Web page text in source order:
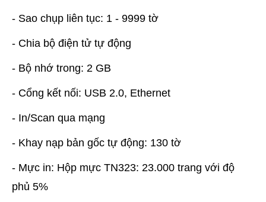
- Sao chụp liên tục: 1 - 9999 tờ
- Chia bộ điện tử tự động
- Bộ nhớ trong: 2 GB
- Cổng kết nối: USB 2.0, Ethernet
- In/Scan qua mạng
- Khay nạp bản gốc tự động: 130 tờ
- Mực in: Hộp mực TN323: 23.000 trang với độ
phủ 5%